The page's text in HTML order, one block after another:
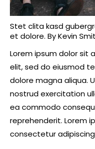
Stet clita kasd
et dolore. ByKevin
Lorem ipsum dolor sit
elit, sed do eiusmod
dolore magna aliqua.
nostrud exercitation
ea commodo
reprehenderit. Lorem
consectetur